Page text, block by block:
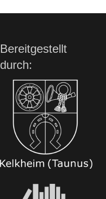
Bereitgestellt
durch: